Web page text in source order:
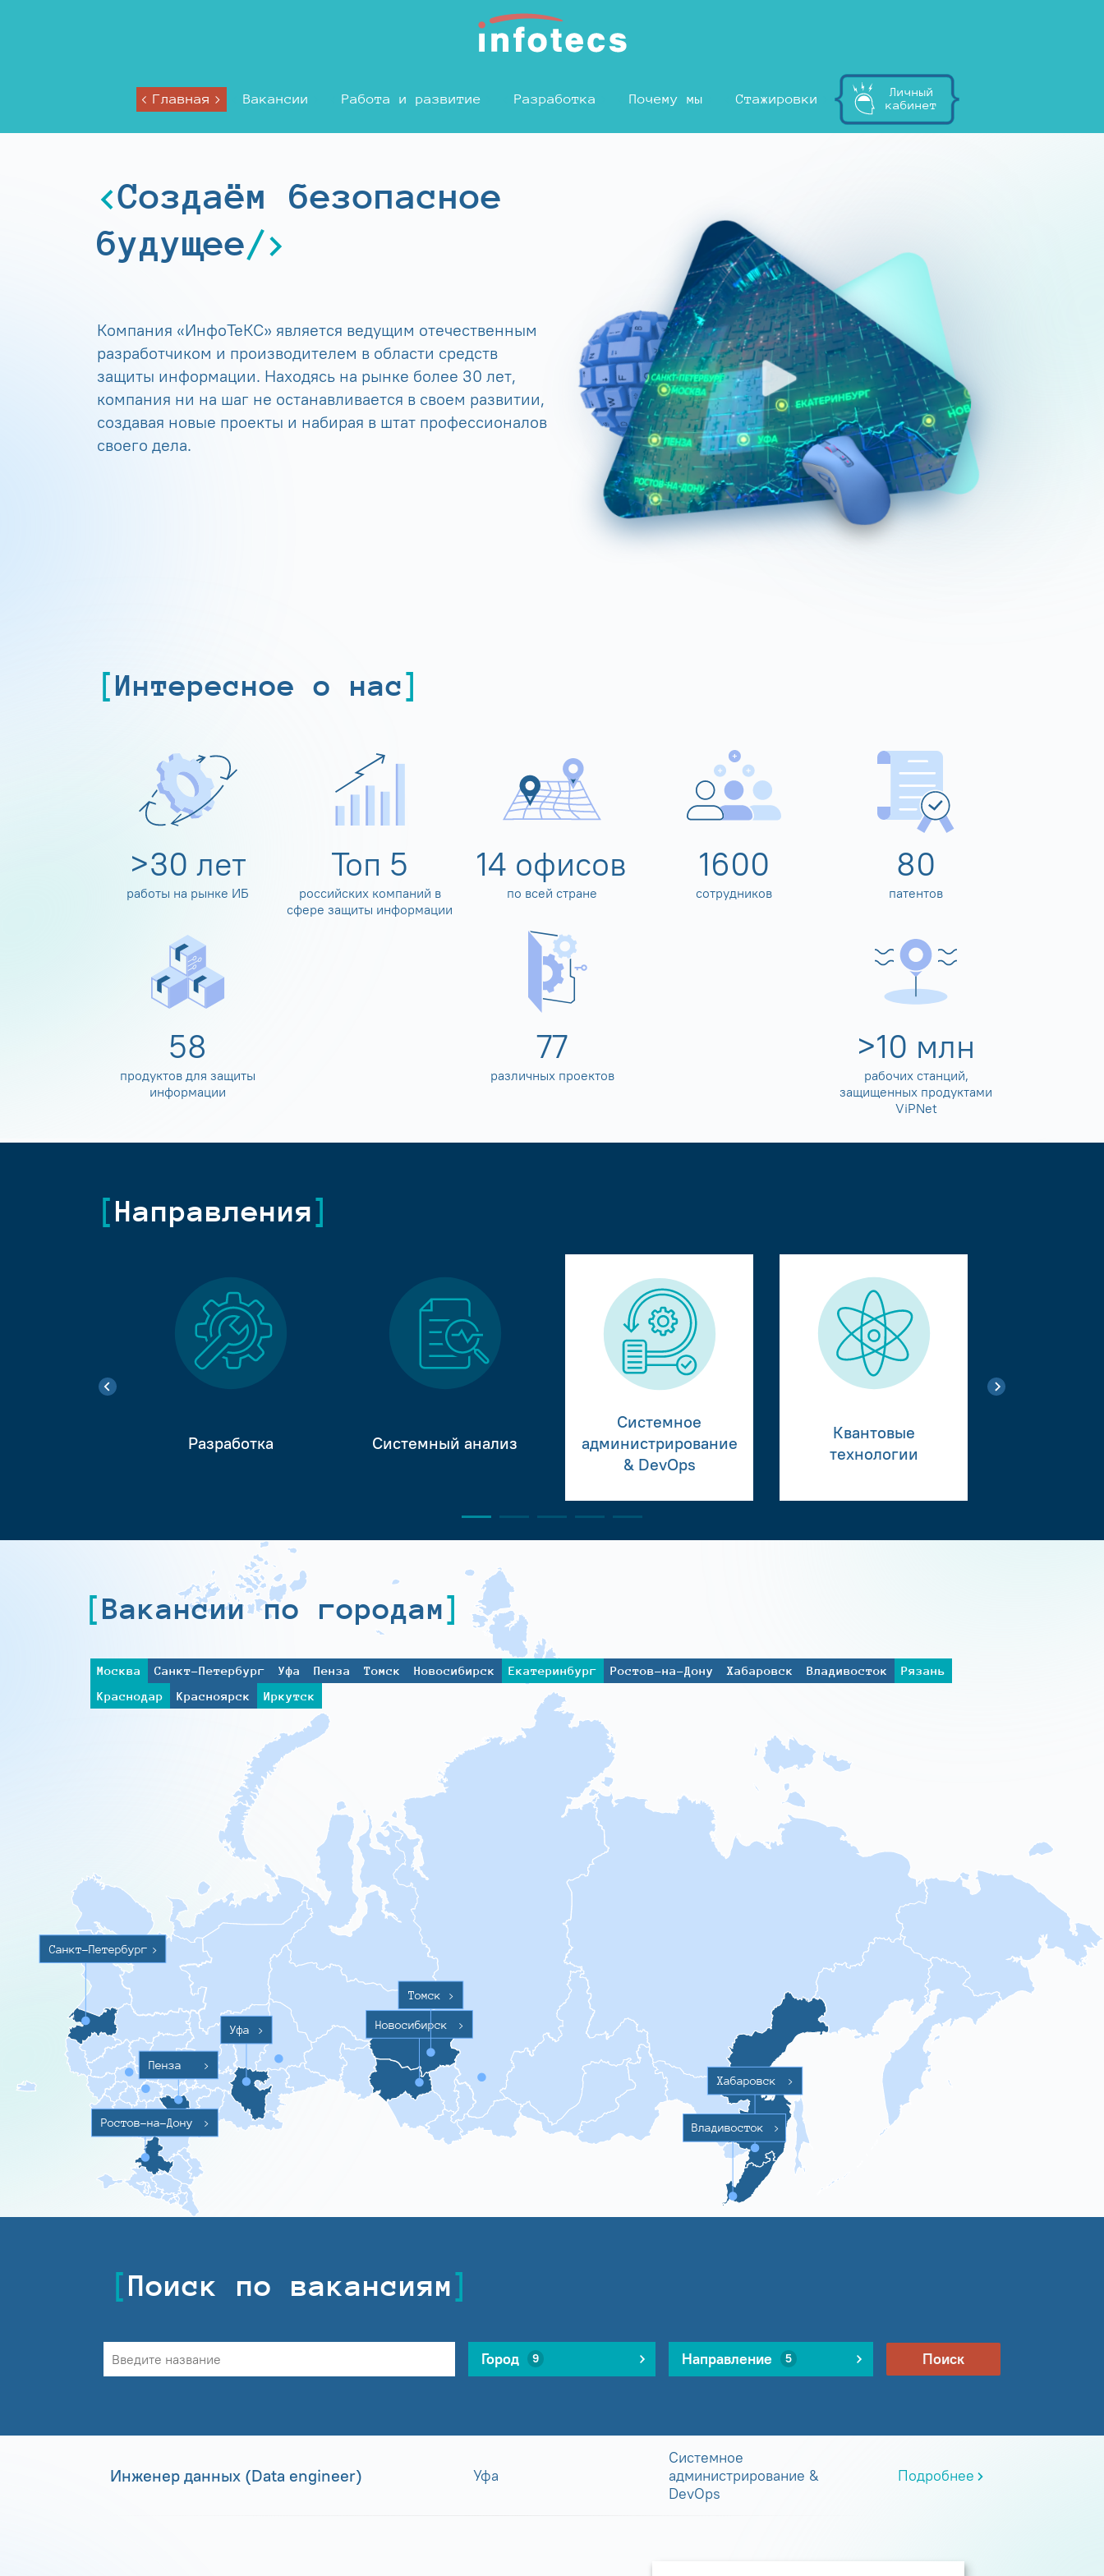
Главная Вакансии Работа и развитие Разработка Почему мы Стажировки
Личный
кабинет
Создаём безопасное
будущее
Компания «ИнфоТеКС» является ведущим отечественным
разработчиком и производителем в области средств
защиты информации. Находясь на рынке более 30 лет,
компания ни на шаг не останавливается в своем развитии,
создавая новые проекты и набирая в штат профессионалов
своего дела.
Интересное о нас
>30 лет
работы на рынке ИБ
Топ 5
российских компаний в
сфере защиты информации
14 офисов
по всей стране
1600
сотрудников
80
патентов
60
продуктов для защиты
информации
80
различных проектов
>10 млн
рабочих станций,
защищенных продуктами
ViPNet
Направления
Разработка Системный анализ
Системное
администрирование
& DevOps
Квантовые
технологии
Вакансии по городам
Москва Санкт-Петербург Уфа Пенза Томск Новосибирск Екатеринбург Ростов-на-Дону Хабаровск Владивосток
Рязань
Краснодар
Красноярск Иркутск
Санкт-Петербург >
Ростов-на-Дону >
Пенза >
Уфа > Новосибирск >
Томск >
Хабаровск >
Владивосток >
Поиск по вакансиям
Город 9 Направление 5 Поиск
Инженер данных (Data engineer) Уфа
Системное
администрирование &
DevOps
Подробнее